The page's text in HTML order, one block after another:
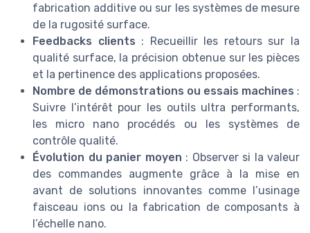
fabrication additive ou sur les systèmes de mesure
de la rugosité surface.
Feedbacks clients : Recueillir les retours sur la
qualité surface, la précision obtenue sur les pièces
et la pertinence des applications proposées.
Nombre de démonstrations ou essais machines :
Suivre l’intérêt pour les outils ultra performants,
les micro nano procédés ou les systèmes de
contrôle qualité.
Évolution du panier moyen : Observer si la valeur
des commandes augmente grâce à la mise en
avant de solutions innovantes comme l’usinage
faisceau ions ou la fabrication de composants à
l’échelle nano.